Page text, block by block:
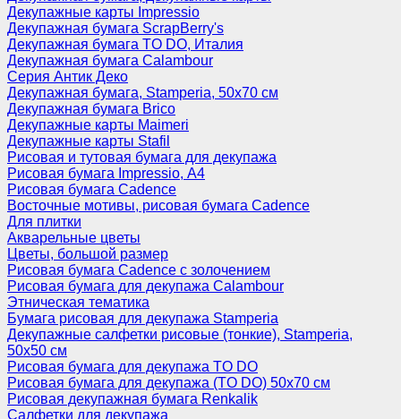
Декупажные карты Impressio
Декупажная бумага ScrapBerry's
Декупажная бумага TO DO, Италия
Декупажная бумага Calambour
Серия Антик Деко
Декупажная бумага, Stamperia, 50х70 см
Декупажная бумага Brico
Декупажные карты Maimeri
Декупажные карты Stafil
Рисовая и тутовая бумага для декупажа
Рисовая бумага Impressio, А4
Рисовая бумага Cadence
Восточные мотивы, рисовая бумага Cadence
Для плитки
Акварельные цветы
Цветы, большой размер
Рисовая бумага Cadence c золочением
Рисовая бумага для декупажа Calambour
Этническая тематика
Бумага рисовая для декупажа Stamperia
Декупажные салфетки рисовые (тонкие), Stamperia,
50х50 см
Рисовая бумага для декупажа TO DO
Рисовая бумага для декупажа (TO DO) 50х70 см
Рисовая декупажная бумага Renkalik
Салфетки для декупажа